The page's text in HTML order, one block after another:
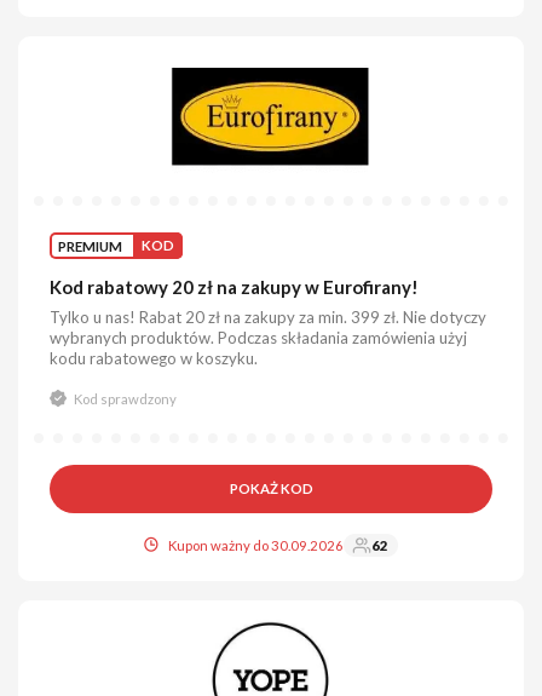
PREMIUM KOD
Kod rabatowy 20 zł na zakupy w Eurofirany!
Tylko u nas! Rabat 20 zł na zakupy za min. 399 zł. Nie dotyczy
wybranych produktów. Podczas składania zamówienia użyj
kodu rabatowego w koszyku.
Kod sprawdzony
POKAŻ KOD
Kupon ważny do 30.09.2026 62